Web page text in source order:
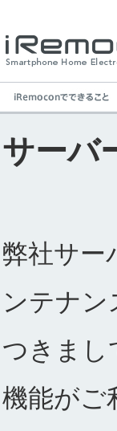
サーバ
弊社サー
ンテナ
つきまし
機能がご